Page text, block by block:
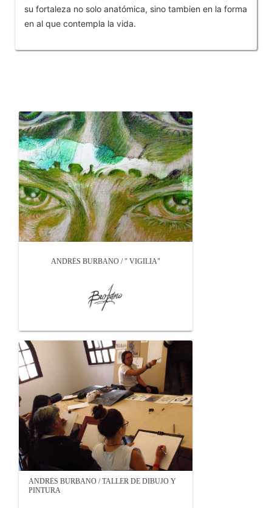
su fortaleza no solo anatómica, sino tambien en la forma
en al que contempla la vida.
ANDRÉS BURBANO / " VIGILIA"
ANDRÉS BURBANO / TALLER DE DIBUJO Y
PINTURA